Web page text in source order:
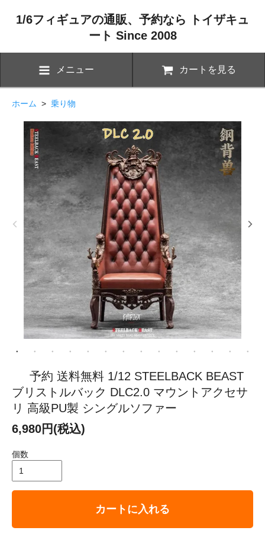
1/6フィギュアの通販、予約なら トイザキュ
ート Since 2008
メニュー カートを見る
ホーム > 乗り物
予約 送料無料 1/12 STEELBACK BEAST
ブリストルバック DLC2.0 マウントアクセサ
リ 高級PU製 シングルソファー
6,980円(税込)
個数
カートに入れる